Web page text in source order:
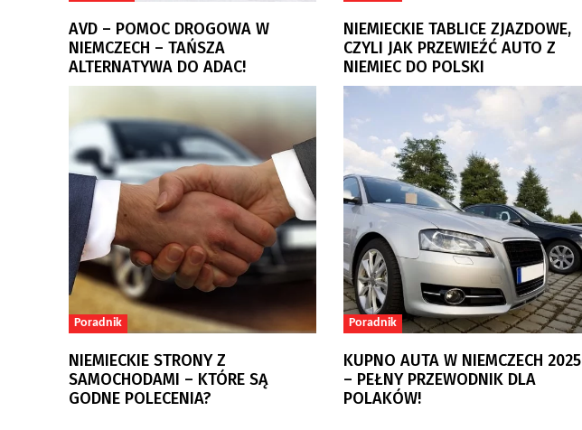
AVD – POMOC DROGOWA W
NIEMCZECH – TAŃSZA
ALTERNATYWA DO ADAC!
NIEMIECKIE TABLICE ZJAZDOWE,
CZYLI JAK PRZEWIEŹĆ AUTO Z
NIEMIEC DO POLSKI
Poradnik
NIEMIECKIE STRONY Z
SAMOCHODAMI – KTÓRE SĄ
GODNE POLECENIA?
Poradnik
KUPNO AUTA W NIEMCZECH 2025
– PEŁNY PRZEWODNIK DLA
POLAKÓW!